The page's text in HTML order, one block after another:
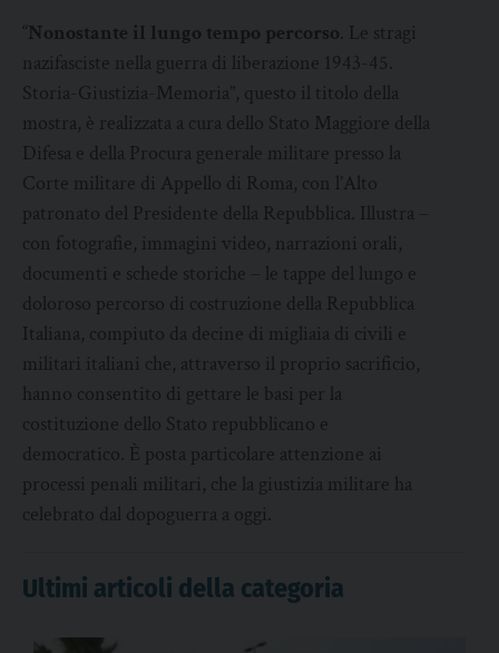
“Nonostante il lungo tempo percorso . Le stragi
nazifasciste nella guerra di liberazione 1943-45.
Storia-Giustizia-Memoria”, questo il titolo della
mostra, è realizzata a cura dello Stato Maggiore della
Difesa e della Procura generale militare presso la
Corte militare di Appello di Roma, con l’Alto
patronato del Presidente della Repubblica. Illustra –
con fotografie, immagini video, narrazioni orali,
documenti e schede storiche – le tappe del lungo e
doloroso percorso di costruzione della Repubblica
Italiana, compiuto da decine di migliaia di civili e
militari italiani che, attraverso il proprio sacrificio,
hanno consentito di gettare le basi per la
costituzione dello Stato repubblicano e
democratico. È posta particolare attenzione ai
processi penali militari, che la giustizia militare ha
celebrato dal dopoguerra a oggi.
Ultimi articoli della categoria